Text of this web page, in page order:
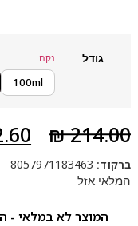
גודל נקה
100ml
₪214.00
ברקוד: 8057971183463
המלאי אזל
המוצר לא במלאי -